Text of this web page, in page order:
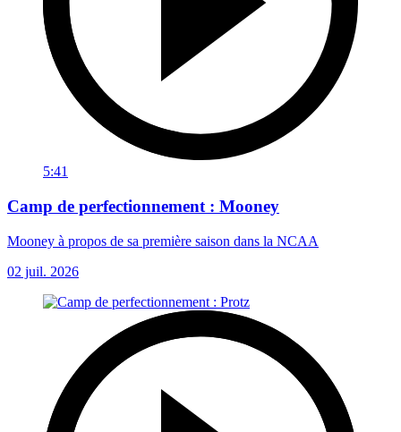
5:41
Camp de perfectionnement : Mooney
Mooney à propos de sa première saison dans la NCAA
02 juil. 2026